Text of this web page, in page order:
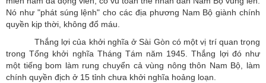
Nó như "phát súng lệnh" cho các địa phương Nam Bộ giành chính
quyền kịp thời, không đổ máu.
Thắng lợi của khởi nghĩa ở Sài Gòn có một vị trí quan trọng
trong Tổng khởi nghĩa Tháng Tám năm 1945. Thắng lợi đó như
một tiếng bom làm rung chuyển cả vùng nông thôn Nam Bộ, làm
chính quyền địch ở 15 tỉnh chưa khởi nghĩa hoảng loạn.